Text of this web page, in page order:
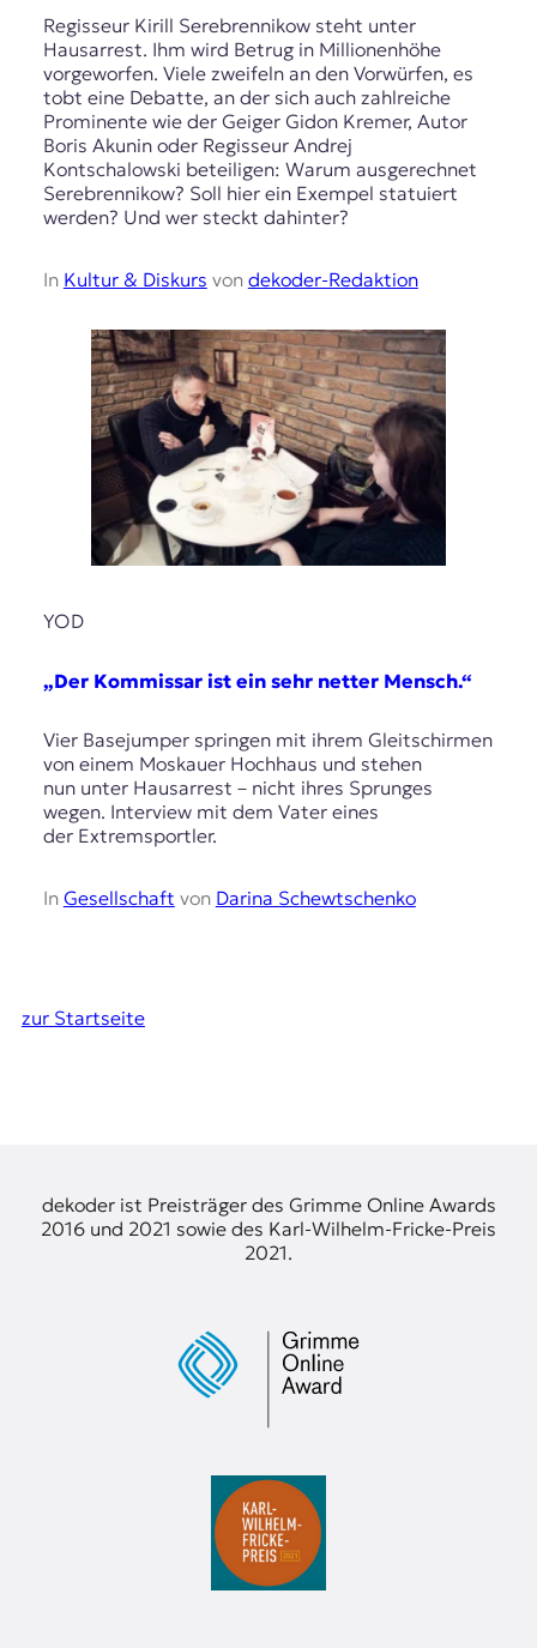
Regisseur Kirill Serebrennikow steht unter
Hausarrest. Ihm wird Betrug in Millionenhöhe
vorgeworfen. Viele zweifeln an den Vorwürfen, es
tobt eine Debatte, an der sich auch zahlreiche
Prominente wie der Geiger Gidon Kremer, Autor
Boris Akunin oder Regisseur Andrej
Kontschalowski beteiligen: Warum ausgerechnet
Serebrennikow? Soll hier ein Exempel statuiert
werden? Und wer steckt dahinter?
In Kultur & Diskurs von dekoder-Redaktion
YOD
„Der Kommissar ist ein sehr netter Mensch.“
Vier Basejumper springen mit ihrem Gleitschirmen
von einem Moskauer Hochhaus und stehen
nun unter Hausarrest – nicht ihres Sprunges
wegen. Interview mit dem Vater eines
der Extremsportler.
In Gesellschaft von Darina Schewtschenko
zur Startseite
dekoder ist Preisträger des Grimme Online Awards
2016 und 2021 sowie des Karl-Wilhelm-Fricke-Preis
2021.